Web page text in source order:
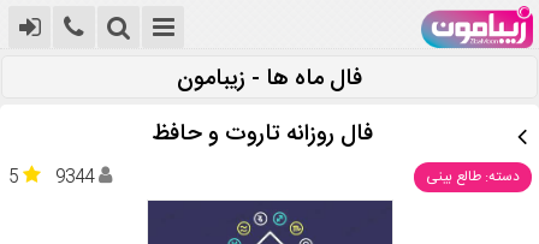
فال ماه ها - زیبامون
فال روزانه تاروت و حافظ
دسته: طالع بینی 5 9344